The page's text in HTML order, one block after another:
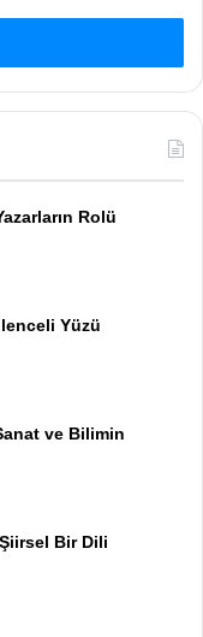
Rolü
Yüzü
ve Bilimin
Bir Dili